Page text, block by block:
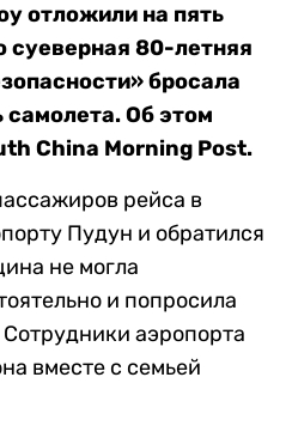
отложили на пять
суеверная 80-летняя
бросала
самолета. Об этом
China Morning Post.
рейса в
Пудун и обратился
не могла
и попросила
аэропорта
вместе с семьей